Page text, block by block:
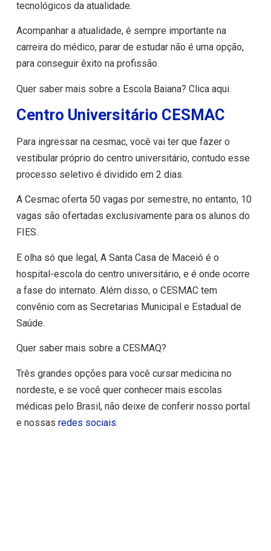
tecnológicos da atualidade.
Acompanhar a atualidade, é sempre importante na
carreira do médico, parar de estudar não é uma opção,
para conseguir êxito na profissão.
Quer saber mais sobre a Escola Baiana? Clica aqui.
Centro Universitário CESMAC
Para ingressar na cesmac, você vai ter que fazer o
vestibular próprio do centro universitário, contudo esse
processo seletivo é dividido em 2 dias.
A Cesmac oferta 50 vagas por semestre, no entanto, 10
vagas são ofertadas exclusivamente para os alunos do
FIES.
E olha só que legal, A Santa Casa de Maceió é o
hospital-escola do centro universitário, e é onde ocorre
a fase do internato. Além disso, o CESMAC tem
convênio com as Secretarias Municipal e Estadual de
Saúde.
Quer saber mais sobre a CESMAQ?
Três grandes opções para você cursar medicina no
nordeste, e se você quer conhecer mais escolas
médicas pelo Brasil, não deixe de conferir nosso portal
e nossas redes sociais.